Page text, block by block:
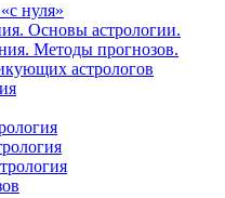
нуля»
Основы астрологии.
Методы прогнозов.
астрологов